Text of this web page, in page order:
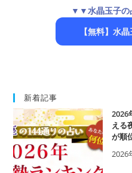
▼▼水晶玉子
【無料】水
新着記事
2026
える
が順
2026